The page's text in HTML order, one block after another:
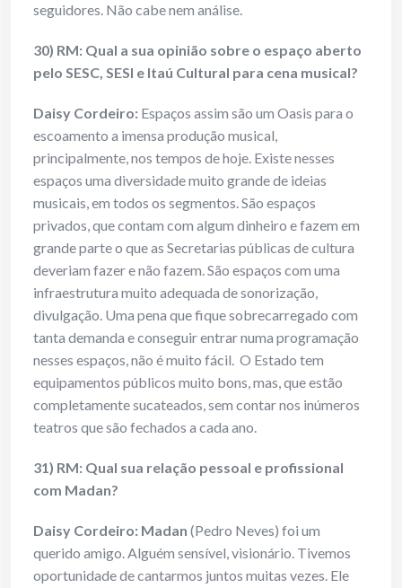
seguidores. Não cabe nem análise.
30) RM: Qual a sua opinião sobre o espaço aberto
pelo SESC, SESI e Itaú Cultural para cena musical?
Daisy Cordeiro: Espaços assim são um Oasis para o
escoamento a imensa produção musical,
principalmente, nos tempos de hoje. Existe nesses
espaços uma diversidade muito grande de ideias
musicais, em todos os segmentos. São espaços
privados, que contam com algum dinheiro e fazem em
grande parte o que as Secretarias públicas de cultura
deveriam fazer e não fazem. São espaços com uma
infraestrutura muito adequada de sonorização,
divulgação. Uma pena que fique sobrecarregado com
tanta demanda e conseguir entrar numa programação
nesses espaços, não é muito fácil. O Estado tem
equipamentos públicos muito bons, mas, que estão
completamente sucateados, sem contar nos inúmeros
teatros que são fechados a cada ano.
31) RM: Qual sua relação pessoal e profissional
com Madan?
Daisy Cordeiro: Madan (Pedro Neves) foi um
querido amigo. Alguém sensível, visionário. Tivemos
oportunidade de cantarmos juntos muitas vezes. Ele